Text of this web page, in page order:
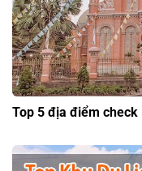
Top 5 địa điểm check